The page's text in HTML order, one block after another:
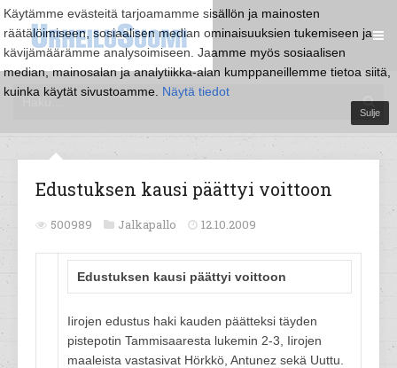
Käytämme evästeitä tarjoamamme sisällön ja mainosten
räätälöimiseen, sosiaalisen median ominaisuuksien tukemiseen ja
kävijämäärämme analysoimiseen. Jaamme myös sosiaalisen
median, mainosalan ja analytiikka-alan kumppaneillemme tietoa siitä,
kuinka käytät sivustoamme. Näytä tiedot
Sulje
Edustuksen kausi päättyi voittoon
500989 Jalkapallo 12.10.2009
Edustuksen kausi päättyi voittoon
Iirojen edustus haki kauden päätteksi täyden
pistepotin Tammisaaresta lukemin 2-3, Iirojen
maaleista vastasivat Hörkkö, Antunez sekä Uuttu.